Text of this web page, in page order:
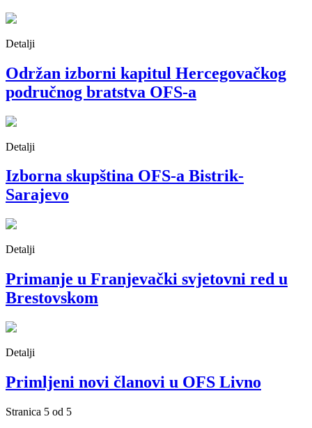
Detalji
Održan izborni kapitul Hercegovačkog
područnog bratstva OFS-a
Detalji
Izborna skupština OFS-a Bistrik-
Sarajevo
Detalji
Primanje u Franjevački svjetovni red u
Brestovskom
Detalji
Primljeni novi članovi u OFS Livno
Stranica 5 od 5